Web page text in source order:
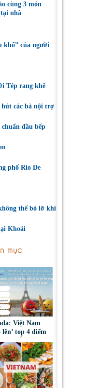
cùng 3 món
nhà
khổ” của người
Tép rang khế
các bà nội trợ
đầu bếp
phố Rio De
thể bỏ lỡ khi
Khoái
mục
Việt Nam
lên’ top 4 điểm
châu Á được du
châu Âu tìm
hè 2026